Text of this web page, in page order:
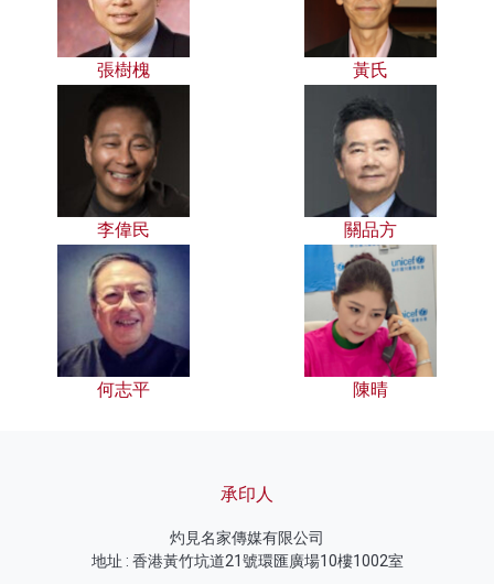
張樹槐 黃氏
李偉民 關品方
何志平 陳晴
承印人
灼見名家傳媒有限公司
地址 : 香港黃竹坑道21號環匯廣場10樓1002室